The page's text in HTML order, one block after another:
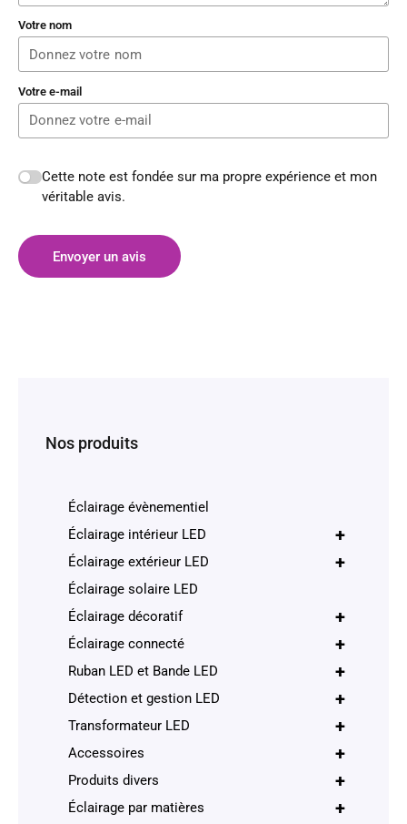
Votre nom
Votre e-mail
Cette note est fondée sur ma propre expérience et mon
véritable avis.
Envoyer un avis
Nos produits
Éclairage évènementiel
+
Éclairage intérieur LED
+
Éclairage extérieur LED
Éclairage solaire LED
+
Éclairage décoratif
+
Éclairage connecté
+
Ruban LED et Bande LED
+
Détection et gestion LED
+
Transformateur LED
+
Accessoires
+
Produits divers
+
Éclairage par matières